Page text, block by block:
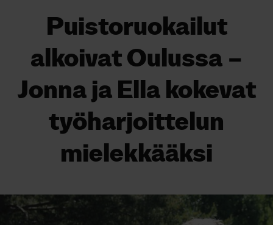
Puistoruokailut
alkoivat Oulussa –
Jonna ja Ella kokevat
työharjoittelun
mielekkääksi